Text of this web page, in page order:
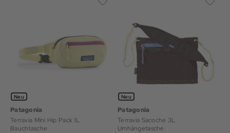
Neu
Patagonia
Terravia Mini Hip Pack 1L
Bauchtasche
Neu
Patagonia
Terravia Sacoche 3L
Umhängetasche